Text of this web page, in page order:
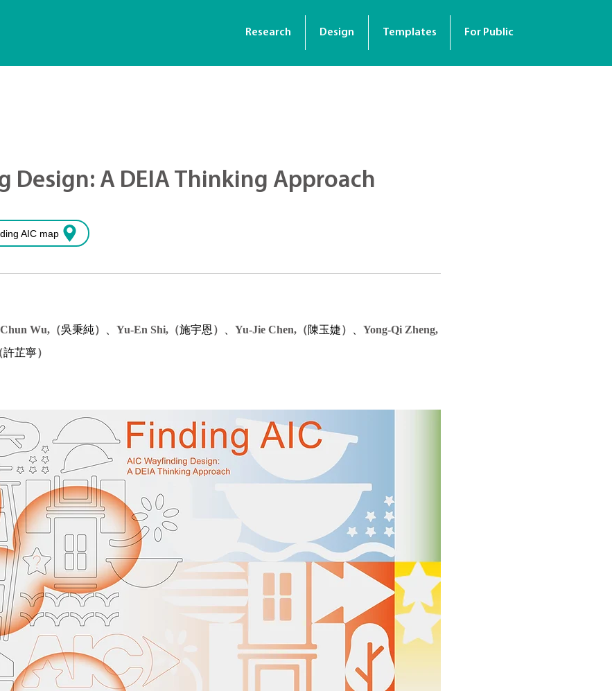
Research Design Templates For Public
Design: A DEIA Thinking Approach
AIC map
Wu,（吳秉純） 、 Yu-En Shi,（施宇恩） 、 Yu-Jie Chen,（陳玉婕） 、 Yong-Qi Zheng,
許芷寧）